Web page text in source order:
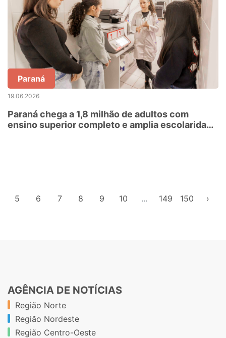
Paraná
19.06.2026
Paraná chega a 1,8 milhão de adultos com
ensino superior completo e amplia escolaridade
5 6 7 8 9 10 ... 149 150 ›
AGÊNCIA DE NOTÍCIAS
Região Norte
Região Nordeste
Região Centro-Oeste